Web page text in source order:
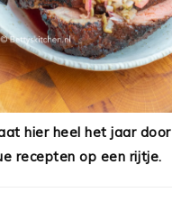
hier heel het jaar
recepten op een rijtje.